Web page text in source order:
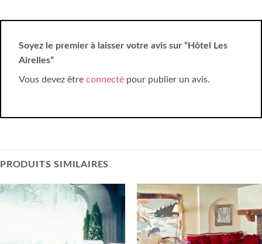
Soyez le premier à laisser votre avis sur “Hôtel Les
Airelles”
Vous devez être connecté pour publier un avis.
PRODUITS SIMILAIRES